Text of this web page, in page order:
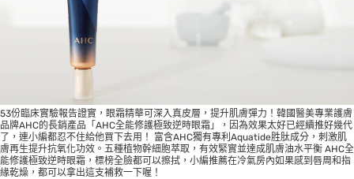
53份臨床實驗報告證實，眼霜精華可深入真皮層，提升肌膚彈力！韓國醫美專業護膚
品牌AHC的長銷產品「AHC全能修護極致逆時眼霜」，因為效果太好已經續推好幾代
了，連小編都忍不住給他買下去用！ 富含AHC獨有專利Aquatide胜肽成分，刺激肌
膚再生提升抗氧化功效。五種植物幹細胞萃取，有效緊實並達成肌膚油水平衡 AHC全
能修護極致逆時眼霜，標榜全臉都可以擦拭，小編推薦在冷氣房內如果感到唇周和指
緣乾燥，都可以拿出這支補救一下喔！